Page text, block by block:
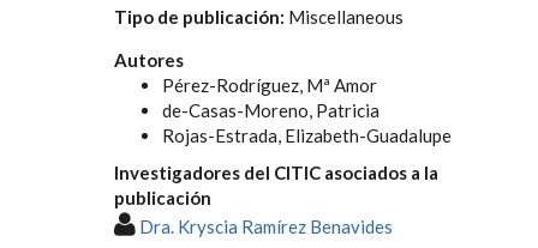
Tipo de publicación: Miscellaneous
Autores
Pérez-Rodríguez, Mª Amor
de-Casas-Moreno, Patricia
Rojas-Estrada, Elizabeth-Guadalupe
Investigadores del CITIC asociados a la
publicación
Dra. Kryscia Ramírez Benavides